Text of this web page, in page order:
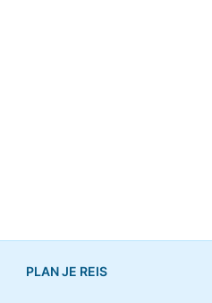
PLAN JE REIS